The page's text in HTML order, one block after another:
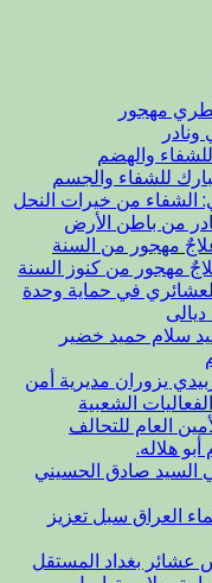
مهجور
والهضم
للشفاء والجسم
من باطن الأرض
مهجور من السنة
مهجور من كنوز السنة
في حماية وحدة
سلام حميد خضير
يزوران مديرية أمن
الشعبية
العام للتحالف
هلاله.
السيد صادق الحسيني
العراق سبل تعزيز
عشائر بغداد المستقل